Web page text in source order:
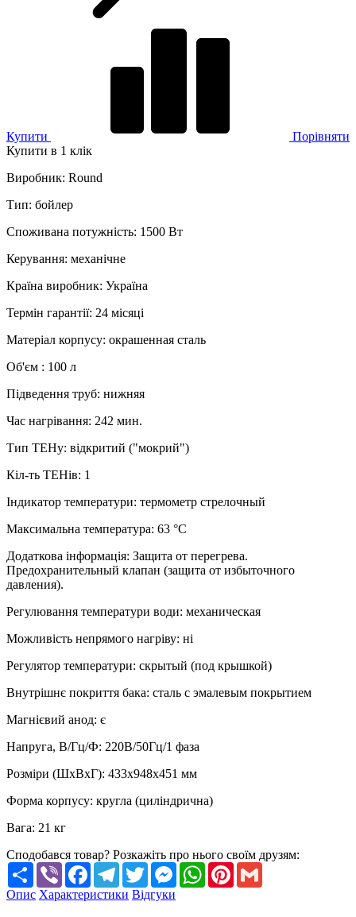
Купити
Порівняти
Купити в 1 клік
Виробник: Round
Тип: бойлер
Споживана потужність: 1500 Вт
Керування: механічне
Країна виробник: Україна
Термін гарантії: 24 місяці
Матеріал корпусу: окрашенная сталь
Об'єм : 100 л
Підведення труб: нижняя
Час нагрівання: 242 мин.
Тип ТЕНу: відкритий ("мокрий")
Кіл-ть ТЕНів: 1
Індикатор температури: термометр стрелочный
Максимальна температура: 63 °C
Додаткова інформація: Защита от перегрева.
Предохранительный клапан (защита от избыточного
давления).
Регулювання температури води: механическая
Можливість непрямого нагріву: ні
Регулятор температури: скрытый (под крышкой)
Внутрішнє покриття бака: сталь с эмалевым покрытием
Магнієвий анод: є
Напруга, В/Гц/Ф: 220В/50Гц/1 фаза
Розміри (ШхВхГ): 433x948x451 мм
Форма корпусу: кругла (циліндрична)
Вага: 21 кг
Сподобався товар? Розкажіть про нього своїм друзям:
Share Viber FacebookTelegramTwitterMessengerWhatsApp
Pinterest
Опис Характеристики Відгуки